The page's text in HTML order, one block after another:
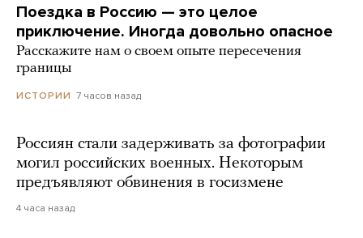
Поездка в Россию — это целое
приключение. Иногда довольно опасное
Расскажите нам о своем опыте пересечения
границы
ИСТОРИИ 7 часов назад
Россиян стали задерживать за фотографии
могил российских военных. Некоторым
предъявляют обвинения в госизмене
4 часа назад